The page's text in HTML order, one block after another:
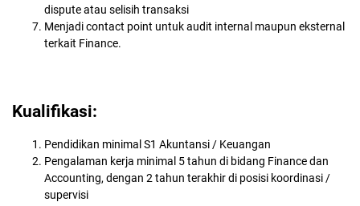
dispute atau selisih transaksi
Menjadi contact point untuk audit internal maupun eksternal
terkait Finance.
Kualifikasi:
Pendidikan minimal S1 Akuntansi / Keuangan
Pengalaman kerja minimal 5 tahun di bidang Finance dan
Accounting, dengan 2 tahun terakhir di posisi koordinasi /
supervisi